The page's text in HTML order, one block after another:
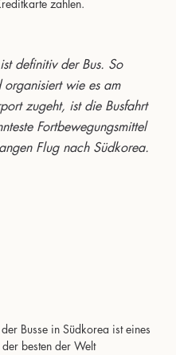
zahlen.
definitiv der Bus. So
organisiert wie es am
zugeht, ist die Busfahrt
Fortbewegungsmittel
Flug nach Südkorea.
Busse in Südkorea ist eines
der besten der Welt